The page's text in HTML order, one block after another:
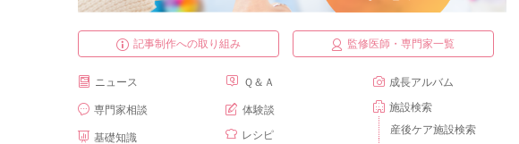
記事制作への取り組み 監修医師・専門家一覧
ニュース
専門家相談
基礎知識
Ｑ＆Ａ
体験談
レシピ
成長アルバム
施設検索
産後ケア施設検索